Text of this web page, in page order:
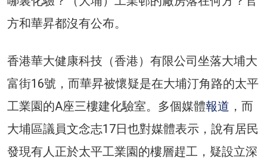
方和華昇都沒有公布。
香港華大健康科技（香港）有限公司坐落大埔大
富街16號，而華昇被懷疑是在大埔汀角路的太平
工業園的A座三樓建化驗室。多個媒體報道 ，而
大埔區議員文念志17日也對媒體表示，說有居民
發現有人正於太平工業園的樓層趕工，疑設立深